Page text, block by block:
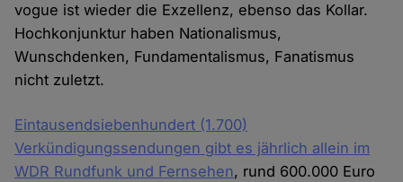
vogue ist wieder die Exzellenz, ebenso das Kollar.
Hochkonjunktur haben Nationalismus,
Wunschdenken, Fundamentalismus, Fanatismus
nicht zuletzt.
Eintausendsiebenhundert (1.700)
Verkündigungssendungen gibt es jährlich allein im
WDR Rundfunk und Fernsehen, rund 600.000 Euro